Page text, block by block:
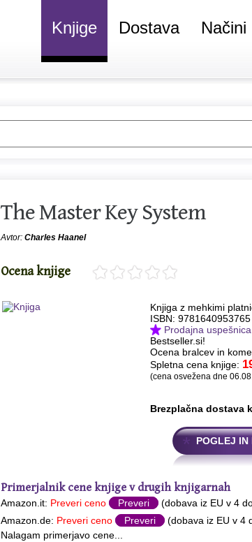
Knjige Dostava Načini
The Master Key System
Avtor: Charles Haanel
Ocena knjige
Knjiga z mehkimi
ISBN: 9781640953765
Prodajna uspešnica
Bestseller.si!
Ocena bralcev in
Spletna cena knjige:
(cena osvežena dne
Brezplačna dostava
POGLEJ IN
Primerjalnik cene knjige v drugih knjigarnah
Amazon.it: Preveri ceno Preveri
(dobava iz EU v 4
Amazon.de: Preveri ceno Preveri
(dobava iz EU v 4
Nalagam primerjavo cene...